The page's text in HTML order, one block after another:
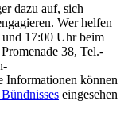
dazu auf, sich
Wer helfen
17:00 Uhr beim
38, Tel.-
Informationen können
eingesehen